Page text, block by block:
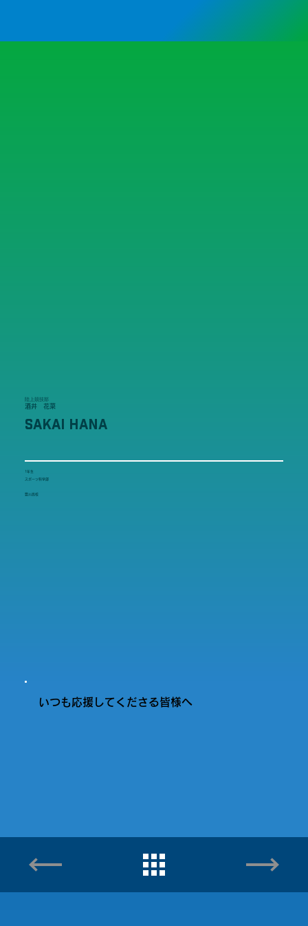
陸上競技部
酒井 花菜
SAKAI HANA
1年生
スポーツ科学部
豊川高校
いつも応援してくださる皆様へ